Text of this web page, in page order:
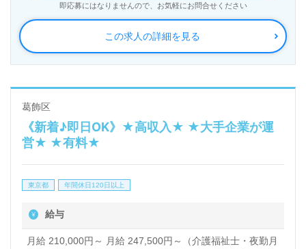
この求人の詳細を見る
即応募にはなりませんので、お気軽にお問合せください
葛飾区
《新着♪即日OK》★高収入★ ★大手企業が運
営★ ★有料★
東京都 年間休日120日以上
給与
月給 210,000円～ 月給 247,500円～（介護福祉士・夜勤月